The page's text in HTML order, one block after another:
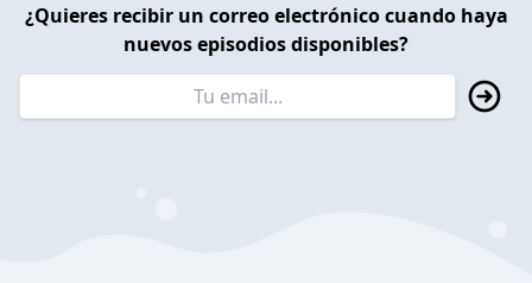
¿Quieres recibir un correo electrónico cuando haya
nuevos episodios disponibles?